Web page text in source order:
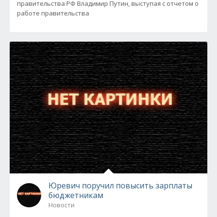
правительства РФ Владимир Путин, выступая с отчетом о
работе правительства
Юревич поручил повысить зарплаты
бюджетникам
Новости